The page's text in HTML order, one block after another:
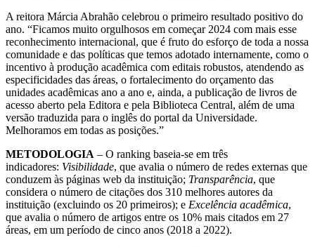
A reitora Márcia Abrahão celebrou o primeiro resultado positivo do
ano. “Ficamos muito orgulhosos em começar 2024 com mais esse
reconhecimento internacional, que é fruto do esforço de toda a nossa
comunidade e das políticas que temos adotado internamente, como o
incentivo à produção acadêmica com editais robustos, atendendo as
especificidades das áreas, o fortalecimento do orçamento das
unidades acadêmicas ano a ano e, ainda, a publicação de livros de
acesso aberto pela Editora e pela Biblioteca Central, além de uma
versão traduzida para o inglês do portal da Universidade.
Melhoramos em todas as posições.”
METODOLOGIA – O ranking baseia-se em três
indicadores: Visibilidade, que avalia o número de redes externas que
conduzem às páginas web da instituição; Transparência, que
considera o número de citações dos 310 melhores autores da
instituição (excluindo os 20 primeiros); e Excelência acadêmica,
que avalia o número de artigos entre os 10% mais citados em 27
áreas, em um período de cinco anos (2018 a 2022).